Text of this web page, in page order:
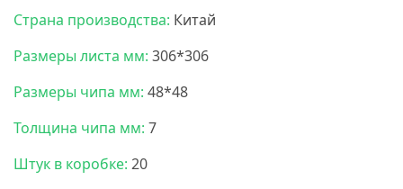
Страна производства: Китай
Размеры листа мм: 306*306
Размеры чипа мм: 48*48
Толщина чипа мм: 7
Штук в коробке: 20